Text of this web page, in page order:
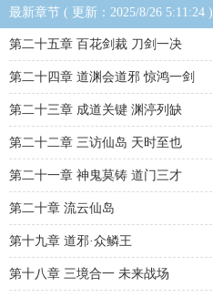
最新章节 ( 更新：2025/8/26 5:11:24 )
第二十五章 百花剑裁 刀剑一决
第二十四章 道渊会道邪 惊鸿一剑
第二十三章 成道关键 渊渟列缺
第二十二章 三访仙岛 天时至也
第二十一章 神鬼莫铸 道门三才
第二十章 流云仙岛
第十九章 道邪·众鳞王
第十八章 三境合一 未来战场